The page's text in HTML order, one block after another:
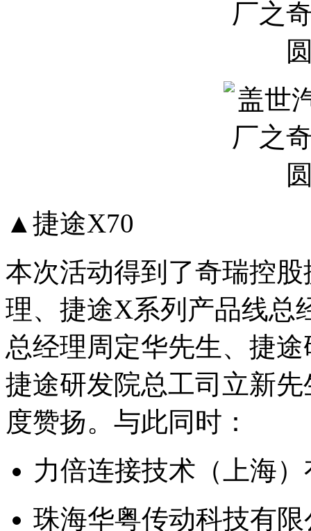
▲捷途X70
本次活动得到了奇瑞控
理、捷途X系列产品线总
总经理周定华先生、捷
捷途研发院总工司立新
度赞扬。与此同时：
力倍连接技术（上海
珠海华粤传动科技有限